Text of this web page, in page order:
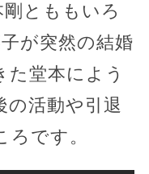
とももいろ
が突然の結婚
た堂本によう
の活動や引退
です。